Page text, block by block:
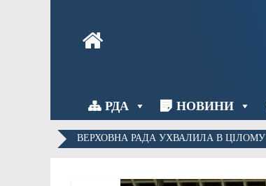
РДА НОВИНИ
ВЕРХОВНА РАДА УХВАЛИЛА В ЦІЛОМУ